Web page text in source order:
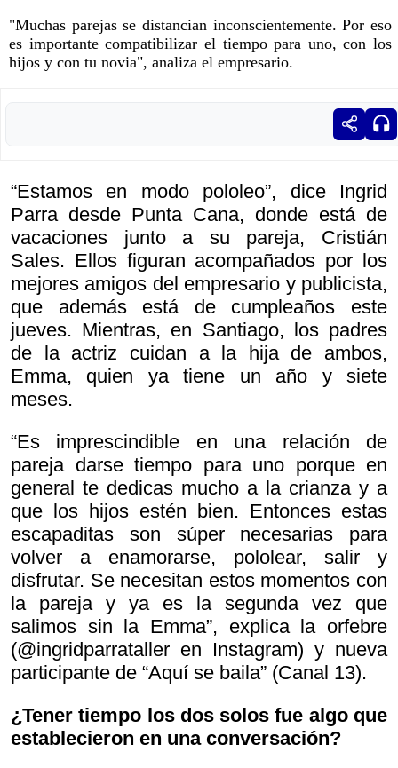
"Muchas parejas se distancian inconscientemente. Por eso
es importante compatibilizar el tiempo para uno, con los
hijos y con tu novia", analiza el empresario.
“Estamos en modo pololeo”, dice Ingrid
Parra desde Punta Cana, donde está de
vacaciones junto a su pareja, Cristián
Sales. Ellos figuran acompañados por los
mejores amigos del empresario y publicista,
que además está de cumpleaños este
jueves. Mientras, en Santiago, los padres
de la actriz cuidan a la hija de ambos,
Emma, quien ya tiene un año y siete
meses.
“Es imprescindible en una relación de
pareja darse tiempo para uno porque en
general te dedicas mucho a la crianza y a
que los hijos estén bien. Entonces estas
escapaditas son súper necesarias para
volver a enamorarse, pololear, salir y
disfrutar. Se necesitan estos momentos con
la pareja y ya es la segunda vez que
salimos sin la Emma”, explica la orfebre
(@ingridparrataller en Instagram) y nueva
participante de “Aquí se baila” (Canal 13).
¿Tener tiempo los dos solos fue algo que
establecieron en una conversación?